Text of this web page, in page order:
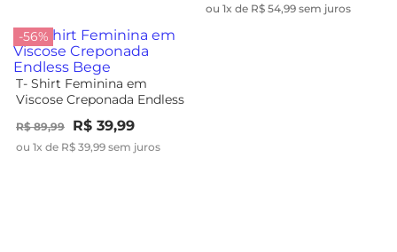
ou 1x de R$ 54,99 sem juros
-56%
T- Shirt Feminina em
Viscose Creponada Endless
R$ 89,99 R$ 39,99
ou 1x de R$ 39,99 sem juros